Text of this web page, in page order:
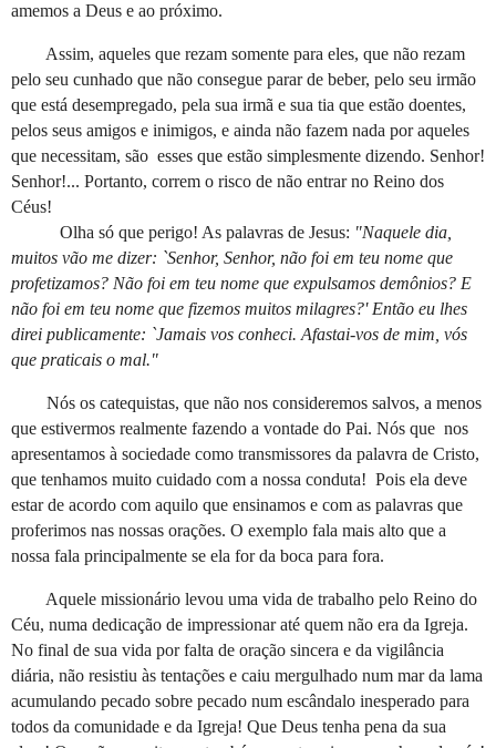
amemos a Deus e ao próximo.
Assim, aqueles que rezam somente para eles, que não rezam
pelo seu cunhado que não consegue parar de beber, pelo seu irmão
que está desempregado, pela sua irmã e sua tia que estão doentes,
pelos seus amigos e inimigos, e ainda não fazem nada por aqueles
que necessitam, são esses que estão simplesmente dizendo. Senhor!
Senhor!... Portanto, correm o risco de não entrar no Reino dos
Céus!
Olha só que perigo! As palavras de Jesus: "Naquele dia,
muitos vão me dizer: `Senhor, Senhor, não foi em teu nome que
profetizamos? Não foi em teu nome que expulsamos demônios? E
não foi em teu nome que fizemos muitos milagres?' Então eu lhes
direi publicamente: `Jamais vos conheci. Afastai-vos de mim, vós
que praticais o mal."
Nós os catequistas, que não nos consideremos salvos, a menos
que estivermos realmente fazendo a vontade do Pai. Nós que nos
apresentamos à sociedade como transmissores da palavra de Cristo,
que tenhamos muito cuidado com a nossa conduta! Pois ela deve
estar de acordo com aquilo que ensinamos e com as palavras que
proferimos nas nossas orações. O exemplo fala mais alto que a
nossa fala principalmente se ela for da boca para fora.
Aquele missionário levou uma vida de trabalho pelo Reino do
Céu, numa dedicação de impressionar até quem não era da Igreja.
No final de sua vida por falta de oração sincera e da vigilância
diária, não resistiu às tentações e caiu mergulhado num mar da lama
acumulando pecado sobre pecado num escândalo inesperado para
todos da comunidade e da Igreja! Que Deus tenha pena da sua